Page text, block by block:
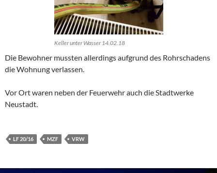
Keller unter Wasser 14.02.18
Die Bewohner mussten allerdings aufgrund des Rohrschadens
die Wohnung verlassen.
Vor Ort waren neben der Feuerwehr auch die Stadtwerke
Neustadt.
LF 20/16 MZF VRW